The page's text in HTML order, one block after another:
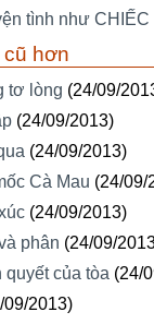
tình như CHIẾC
hơn
tơ lòng (24/09/
(24/09/2013)
(24/09/2013)
Cà Mau (24/09/
(24/09/2013)
phân (24/09/
của tòa (24/
09/2013)